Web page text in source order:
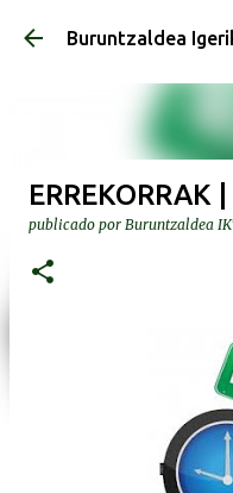
Ir al
Buruntzaldea
ERREKORRAK |
publicado por Buruntzaldea